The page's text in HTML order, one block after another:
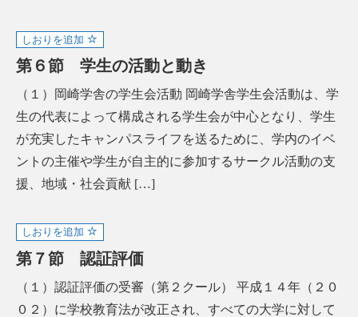
しおりを追加
第６節 学生の活動と動き
（１）岡崎学舎の学生会活動 岡崎学舎学生会活動は、学
生の代表によって構成される学生会が中心となり、学生
が充実したキャンパスライフを送るために、学内のイベ
ントの主催や学生が自主的に参加するサークル活動の支
援、地域・社会貢献 […]
しおりを追加
第７節 認証評価
（１）認証評価の受審（第２クール） 平成１４年（２０
０２）に学校教育法が改正され、すべての大学に対して